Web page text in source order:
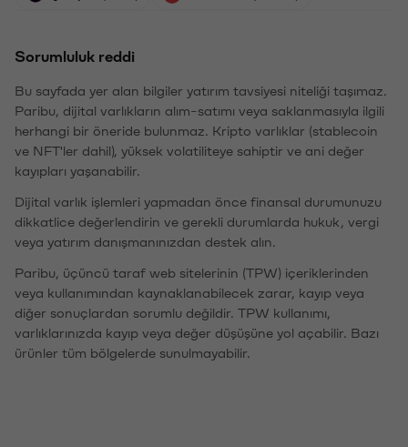
Sorumluluk reddi
Bu sayfada yer alan bilgiler yatırım tavsiyesi niteliği taşımaz.
Paribu, dijital varlıkların alım-satımı veya saklanmasıyla ilgili
herhangi bir öneride bulunmaz. Kripto varlıklar (stablecoin
ve NFT'ler dahil), yüksek volatiliteye sahiptir ve ani değer
kayıpları yaşanabilir.
Dijital varlık işlemleri yapmadan önce finansal durumunuzu
dikkatlice değerlendirin ve gerekli durumlarda hukuk, vergi
veya yatırım danışmanınızdan destek alın.
Paribu, üçüncü taraf web sitelerinin (TPW) içeriklerinden
veya kullanımından kaynaklanabilecek zarar, kayıp veya
diğer sonuçlardan sorumlu değildir. TPW kullanımı,
varlıklarınızda kayıp veya değer düşüşüne yol açabilir. Bazı
ürünler tüm bölgelerde sunulmayabilir.